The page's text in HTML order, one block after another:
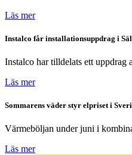
Läs mer
Instalco får installationsuppdrag i
Instalco har tilldelats ett uppdrag
Läs mer
Sommarens väder styr elpriset i
Värmeböljan under juni i
Läs mer